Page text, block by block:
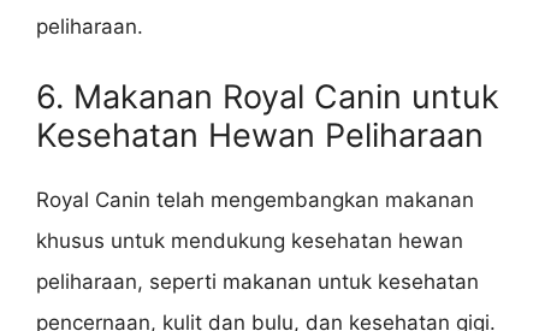
peliharaan.
6. Makanan Royal Canin untuk
Kesehatan Hewan Peliharaan
Royal Canin telah mengembangkan makanan
khusus untuk mendukung kesehatan hewan
peliharaan, seperti makanan untuk kesehatan
pencernaan, kulit dan bulu, dan kesehatan gigi.